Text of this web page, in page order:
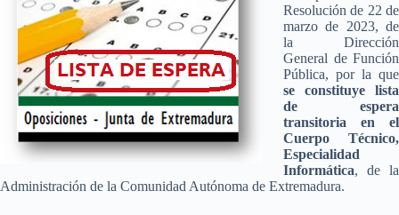
Resolución de 22 de
marzo de 2023, de
la Dirección
General de Función
Pública, por la que
se constituye lista
de espera
transitoria en el
Cuerpo Técnico,
Especialidad
Informática, de la
Administración de la Comunidad Autónoma de Extremadura.